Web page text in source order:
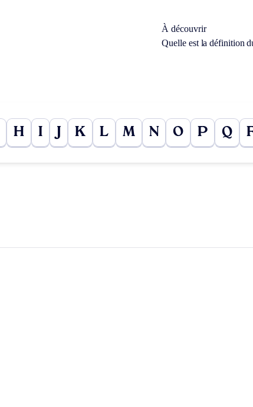
À découvrir
Quelle est la définition
H I J K L M N O P Q